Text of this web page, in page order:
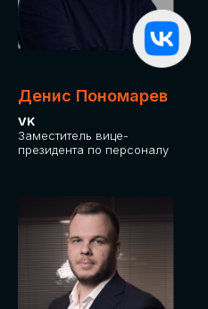
Денис Пономарев
VK
Заместитель вице-
президента по персоналу